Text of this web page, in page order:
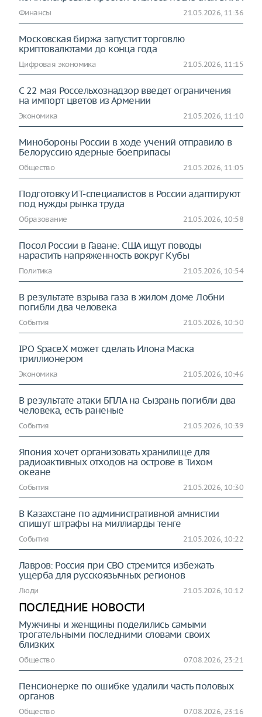
Финансы 21.05.2026, 11:36
Московская биржа запустит торговлю
криптовалютами до конца года
Цифровая экономика 21.05.2026, 11:15
С 22 мая Россельхознадзор введет ограничения
на импорт цветов из Армении
Экономика 21.05.2026, 11:10
Минобороны России в ходе учений отправило в
Белоруссию ядерные боеприпасы
Общество 21.05.2026, 11:05
Подготовку ИТ-специалистов в России адаптируют
под нужды рынка труда
Образование 21.05.2026, 10:58
Посол России в Гаване: США ищут поводы
нарастить напряженность вокруг Кубы
Политика 21.05.2026, 10:54
В результате взрыва газа в жилом доме Лобни
погибли два человека
События 21.05.2026, 10:50
IPO SpaceX может сделать Илона Маска
триллионером
Экономика 21.05.2026, 10:46
В результате атаки БПЛА на Сызрань погибли два
человека, есть раненые
События 21.05.2026, 10:39
Япония хочет организовать хранилище для
радиоактивных отходов на острове в Тихом
океане
События 21.05.2026, 10:30
В Казахстане по административной амнистии
спишут штрафы на миллиарды тенге
События 21.05.2026, 10:22
Лавров: Россия при СВО стремится избежать
ущерба для русскоязычных регионов
Люди 21.05.2026, 10:12
ПОСЛЕДНИЕ НОВОСТИ
Мужчины и женщины поделились самыми
трогательными последними словами своих
близких
Общество 07.08.2026, 23:21
Пенсионерке по ошибке удалили часть половых
органов
Общество 07.08.2026, 23:16